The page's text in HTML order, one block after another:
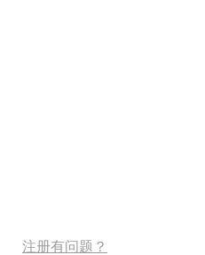
注册有问题？